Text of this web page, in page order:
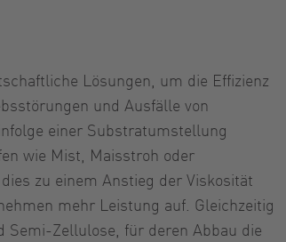
Lösungen, um die Effizienz
und Ausfälle von
einer Substratumstellung
wie Mist, Maisstroh oder
zu einem Anstieg der Viskosität
mehr Leistung auf. Gleichzeitig
Semi-Zellulose, für deren Abbau die